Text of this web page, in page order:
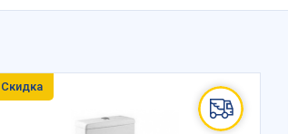
Скидка